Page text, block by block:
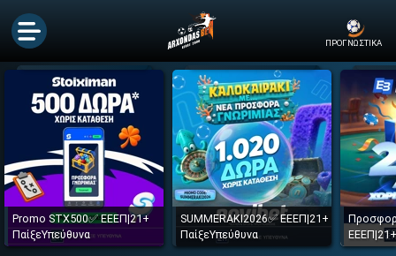
ΠΡΟΓΝΩΣΤΙΚΑ
Promo STX500✅ ΕΕΕΠ|21+
ΠαίξεΥπεύθυνα
SUMMERAKI2026✅ ΕΕΕΠ|21+
ΠαίξεΥπεύθυνα